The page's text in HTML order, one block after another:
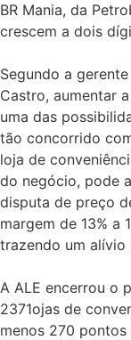
BR Mania, da
crescem a dois
Segundo a
Castro, aumentar
uma das
tão concorrido
loja de
do negócio, pode
disputa de preço
margem de 13% a
trazendo um alívio
A ALE encerrou o
2371ojas de
menos 270 pontos